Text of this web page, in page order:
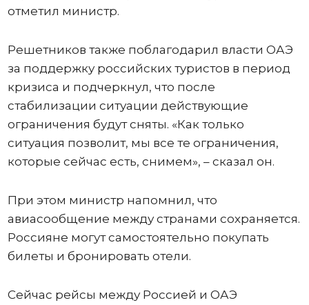
отметил министр.
Решетников также поблагодарил власти ОАЭ
за поддержку российских туристов в период
кризиса и подчеркнул, что после
стабилизации ситуации действующие
ограничения будут сняты. «Как только
ситуация позволит, мы все те ограничения,
которые сейчас есть, снимем», – сказал он.
При этом министр напомнил, что
авиасообщение между странами сохраняется.
Россияне могут самостоятельно покупать
билеты и бронировать отели.
Сейчас рейсы между Россией и ОАЭ